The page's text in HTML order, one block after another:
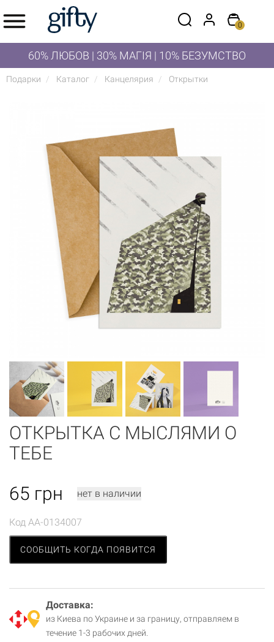
0
60% ЛЮБОВ | 30% МАГІЯ | 10% БЕЗУМСТВО
Подарки Каталог Канцелярия Открытки
ОТКРЫТКА С МЫСЛЯМИ О
ТЕБЕ
65 грн нет в наличии
Код AA-0134007
СООБЩИТЬ КОГДА ПОЯВИТСЯ
Доставка:
из Киева по Украине и за границу, отправляем в
течение 1-3 рабочих дней.